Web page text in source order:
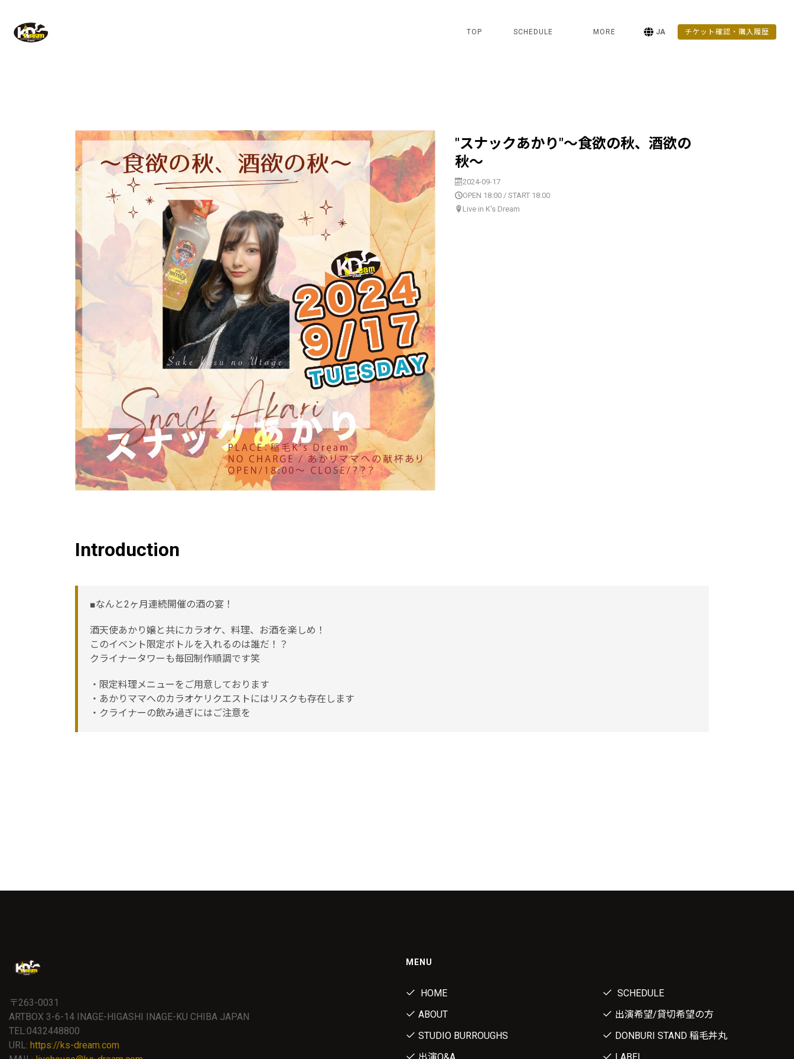
TOP SCHEDULE MORE JA チケット確認・購入履歴
"スナックあかり"〜食欲の秋、酒欲の
秋〜
2024-09-17
OPEN 18:00 / START 18:00
Live in K's Dream
Introduction
■なんと2ヶ月連続開催の酒の宴！
酒天使あかり嬢と共にカラオケ、料理、お酒を楽しめ！
このイベント限定ボトルを入れるのは誰だ！？
クライナータワーも毎回制作順調です笑
・限定料理メニューをご用意しております
・あかりママへのカラオケリクエストにはリスクも存在します
・クライナーの飲み過ぎにはご注意を
〒263-0031
ARTBOX 3-6-14 INAGE-HIGASHI INAGE-KU CHIBA JAPAN
TEL:0432448800
URL: https://ks-dream.com
MENU
HOME
SCHEDULE
ABOUT
出演希望/貸切希望の方
STUDIO BURROUGHS
DONBURI STAND 稲毛丼丸